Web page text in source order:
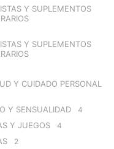
Y SUPLEMENTOS
Y SUPLEMENTOS
Y CUIDADO PERSONAL
Y SENSUALIDAD 4
Y JUEGOS 4
2